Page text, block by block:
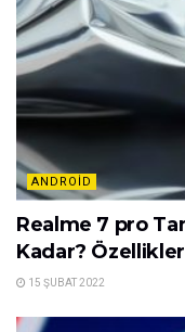
ANDROID
Realme 7 pro
Kadar?
15 ŞUBAT 2022